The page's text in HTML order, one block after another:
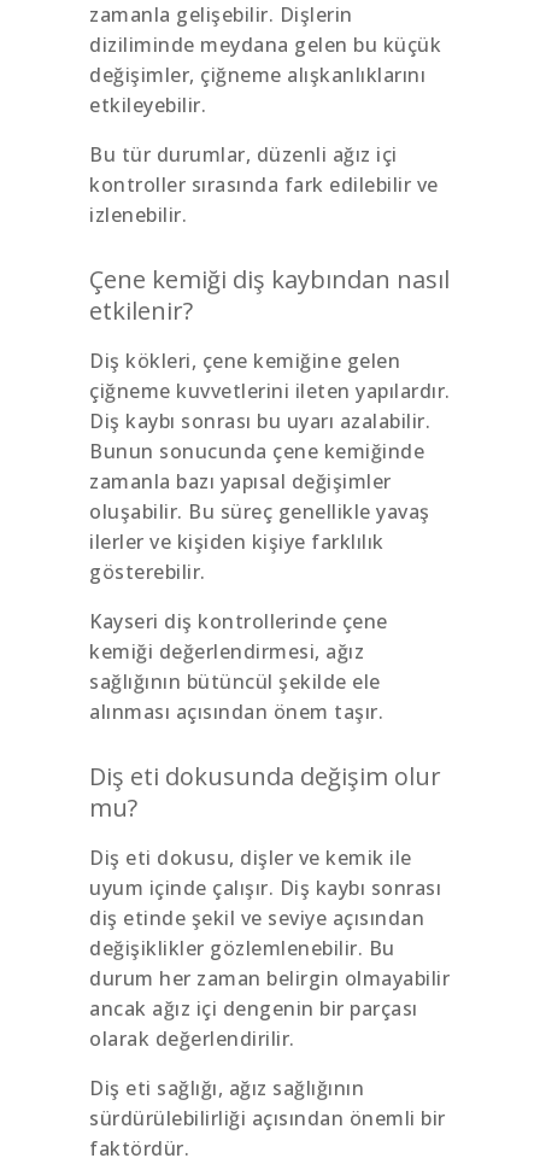
zamanla gelişebilir. Dişlerin
diziliminde meydana gelen bu küçük
değişimler, çiğneme alışkanlıklarını
etkileyebilir.
Bu tür durumlar, düzenli ağız içi
kontroller sırasında fark edilebilir ve
izlenebilir.
Çene kemiği diş kaybından nasıl
etkilenir?
Diş kökleri, çene kemiğine gelen
çiğneme kuvvetlerini ileten yapılardır.
Diş kaybı sonrası bu uyarı azalabilir.
Bunun sonucunda çene kemiğinde
zamanla bazı yapısal değişimler
oluşabilir. Bu süreç genellikle yavaş
ilerler ve kişiden kişiye farklılık
gösterebilir.
Kayseri diş kontrollerinde çene
kemiği değerlendirmesi, ağız
sağlığının bütüncül şekilde ele
alınması açısından önem taşır.
Diş eti dokusunda değişim olur
mu?
Diş eti dokusu, dişler ve kemik ile
uyum içinde çalışır. Diş kaybı sonrası
diş etinde şekil ve seviye açısından
değişiklikler gözlemlenebilir. Bu
durum her zaman belirgin olmayabilir
ancak ağız içi dengenin bir parçası
olarak değerlendirilir.
Diş eti sağlığı, ağız sağlığının
sürdürülebilirliği açısından önemli bir
faktördür.